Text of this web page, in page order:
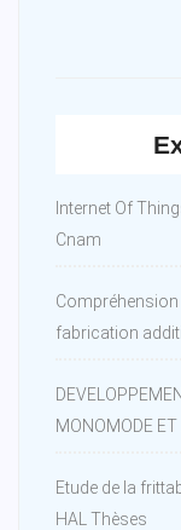
Internet Of
Cnam
fabrication
MONOMODE ET ...
Etude de la
HAL Thèses